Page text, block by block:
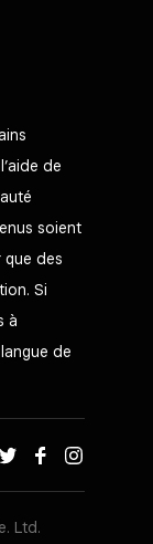
de
soient
que des
Si
à
de
Ltd.